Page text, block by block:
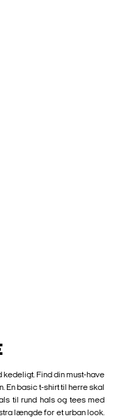
Find din must-have
En basic t-shirt til herre skal
til rund hals og tees med
længde for et urban look.